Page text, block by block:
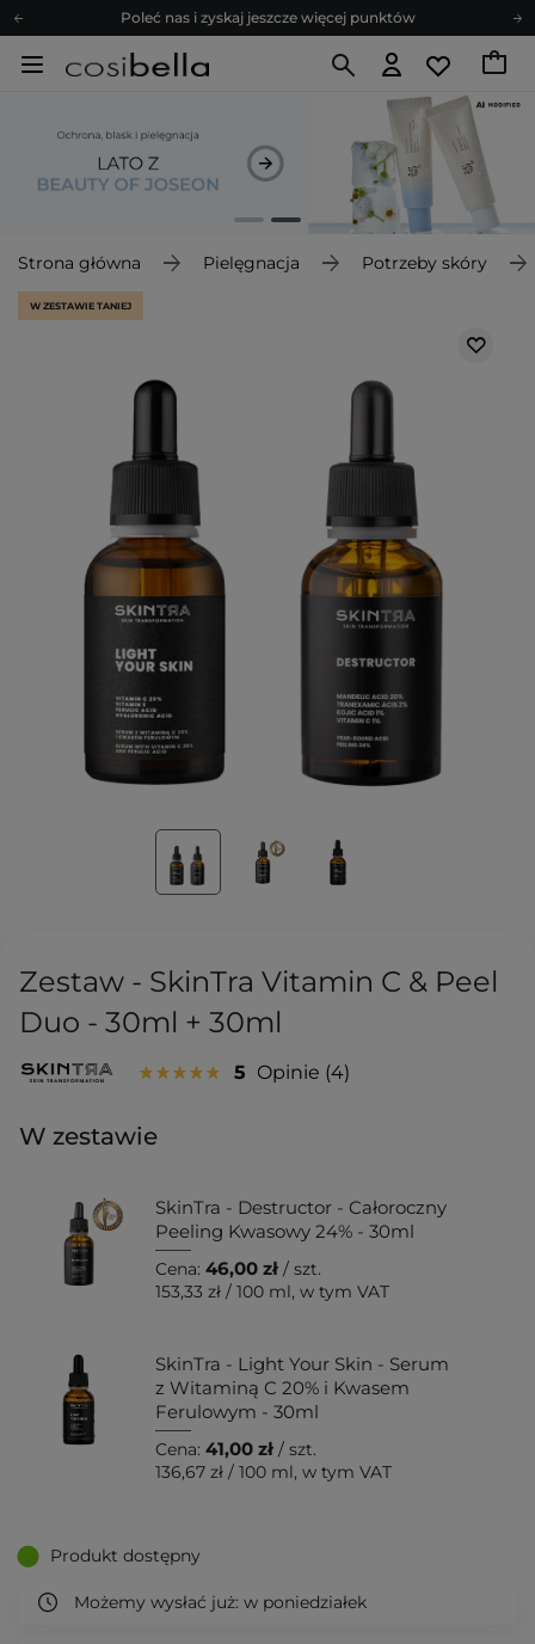
Poleć nas i zyskaj jeszcze więcej punktów
Zapisz się na newsletter pełen porad
Z nami to możliwe! Realizacja zamówienia do 24h.
Poleć nas i zyskaj jeszcze więcej punktów
Zapisz się na newsletter pełen porad
Strona główna Pielęgnacja Potrzeby skóry
W ZESTAWIE TANIEJ
Zestaw - SkinTra Vitamin C & Peel
Duo - 30ml + 30ml
5 Opinie 4
W zestawie
SkinTra - Destructor - Całoroczny
Peeling Kwasowy 24% - 30ml
Cena: 46,00 zł / szt.
153,33 zł / 100 ml, w tym VAT
SkinTra - Light Your Skin - Serum
z Witaminą C 20% i Kwasem
Ferulowym - 30ml
Cena: 41,00 zł / szt.
136,67 zł / 100 ml, w tym VAT
Produkt dostępny
Możemy wysłać już: w poniedziałek